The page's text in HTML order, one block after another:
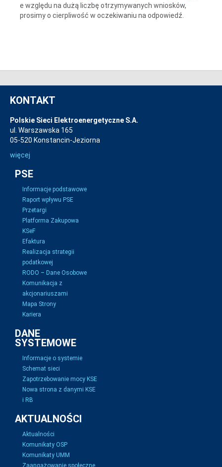
e względu na dużą liczbę otrzymywanych wniosków,
prosimy o cierpliwość w oczekiwaniu na odpowiedź.
KONTAKT
Polskie Sieci Elektroenergetyczne S.A.
ul. Warszawska 165
05-520 Konstancin-Jeziorna
więcej
PSE
Informacje podstawowe
Raport wpływu PSE
Przetargi
Platforma Zakupowa
KSeF
Efaktura
Realizacja strategii
podatkowej
RODO – Dane Osobowe
Komunikacja z
akcjonariuszami
Mapa Strony
Kariera
DANE
SYSTEMOWE
Informacje o systemie
Schemat sieci
Zapotrzebowanie mocy KSE
Nowa strona z danymi KSE
i RB
AKTUALNOŚCI
Aktualności
Komunikaty OSP
Komunikaty UMM
Zaangażowanie społeczne